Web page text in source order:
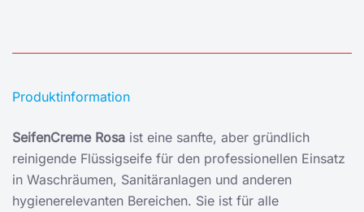
Produktinformation
SeifenCreme Rosa ist eine sanfte, aber gründlich
reinigende Flüssigseife für den professionellen Einsatz
in Waschräumen, Sanitäranlagen und anderen
hygienerelevanten Bereichen. Sie ist für alle